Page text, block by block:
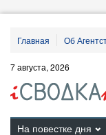
Главная Об
7 августа, 2026
На повестке дня